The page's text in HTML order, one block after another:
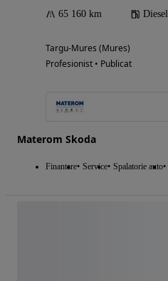
65 160 km Diesel
Targu-Mures (Mures)
Profesionist • Publicat
Materom Skoda
Finantare Service Spalatorie auto